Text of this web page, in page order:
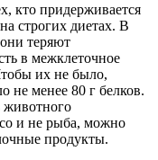
кто придерживается
строгих диетах. В
теряют
в межклеточное
их не было,
не менее 80 г белков.
и не рыба, можно
продукты.